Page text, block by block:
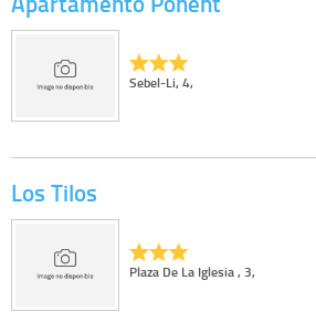
Sebel-Li, 4,
Los Tilos
Plaza De La Iglesia , 3,